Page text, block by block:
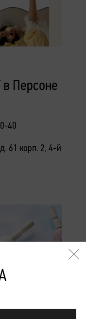
Персоне
40
61 корп. 2, 4-й